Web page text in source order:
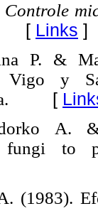
Controle
Links ]
P. &
Vigo y
[
A.
fungi to
(1983).